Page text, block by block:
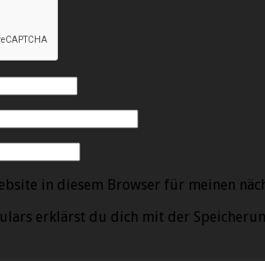
in diesem Browser für meinen
erklärst du dich mit der